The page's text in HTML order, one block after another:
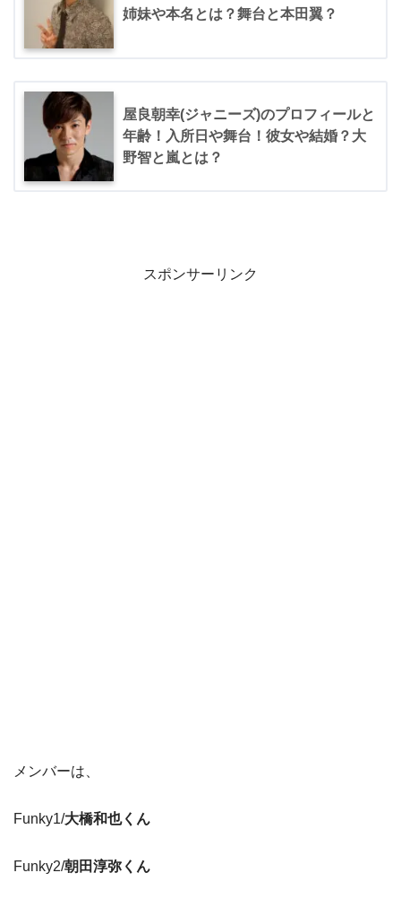
姉妹や本名とは？舞台と本田翼？
屋良朝幸(ジャニーズ)のプロフィールと
年齢！入所日や舞台！彼女や結婚？大
野智と嵐とは？
スポンサーリンク
メンバーは、
Funky1/大橋和也くん
Funky2/朝田淳弥くん